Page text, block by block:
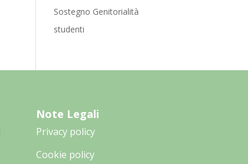
Sostegno Genitorialità
studenti
Note Legali
Privacy policy
Cookie policy